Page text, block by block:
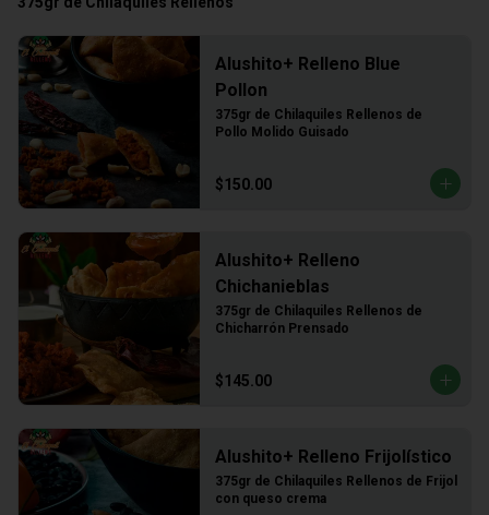
Alushito+ Relleno Blue
Pollon
375gr de Chilaquiles Rellenos de
Pollo Molido Guisado
$150.00
Alushito+ Relleno
Chichanieblas
375gr de Chilaquiles Rellenos de
Chicharrón Prensado
$145.00
Alushito+ Relleno Frijolístico
375gr de Chilaquiles Rellenos de Frijol
con queso crema